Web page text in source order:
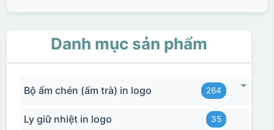
Danh mục sản phẩm
Bộ ấm chén (ấm trà) in logo 264
Ly giữ nhiệt in logo 35